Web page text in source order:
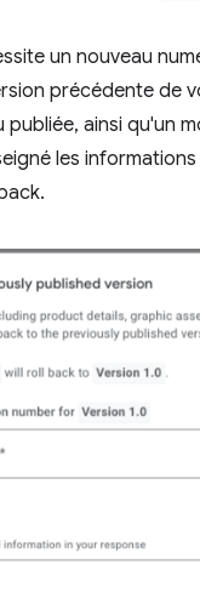
un nouveau
précédente de
publiée, ainsi qu'un
les informations